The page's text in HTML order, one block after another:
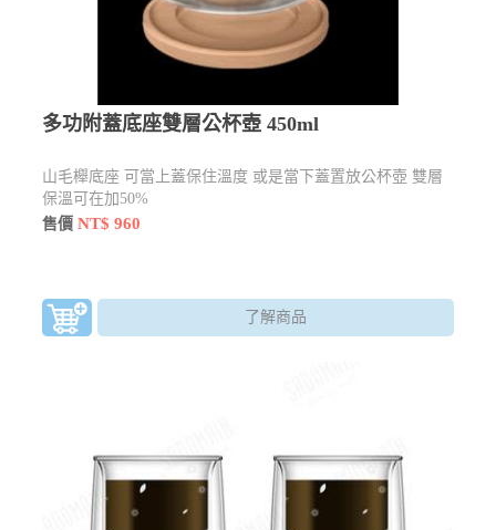
多功附蓋底座雙層公杯壺 450ml
山毛櫸底座 可當上蓋保住溫度 或是當下蓋置放公杯壺 雙層
保溫可在加50%
售價NT$ 960
了解商品